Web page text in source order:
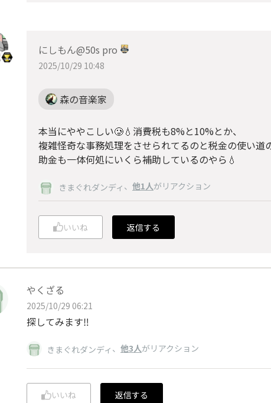
にしもん@50s pro
2025/10/29 10:48
森の音楽家
本当にややこしい🥲💧消費税も8%と10%とか、
複雑怪奇な事務処理をさせられてるのと税金の使い道
助金も一体何処にいくら補助しているのやら💧
きまぐれダンディ 、 他1人がリアクション
いいね 返信する
やくざる
2025/10/29 06:21
探してみます‼️
きまぐれダンディ 、 他3人がリアクション
いいね 返信する